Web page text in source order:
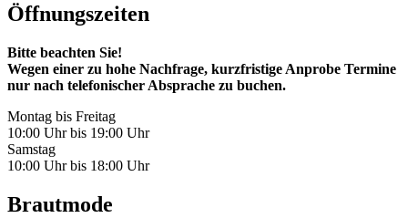
Öffnungszeiten
Bitte beachten Sie!
Wegen einer zu hohe Nachfrage, kurzfristige Anprobe Termine
nur nach telefonischer Absprache zu buchen.
Montag bis Freitag
10:00 Uhr bis 19:00 Uhr
Samstag
10:00 Uhr bis 18:00 Uhr
Brautmode